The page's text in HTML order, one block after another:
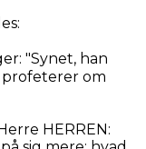
"Synet, han
om
HERREN: